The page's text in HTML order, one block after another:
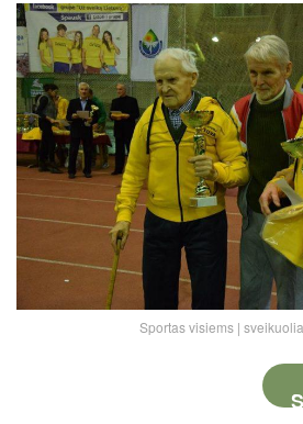
Sportas visiems |